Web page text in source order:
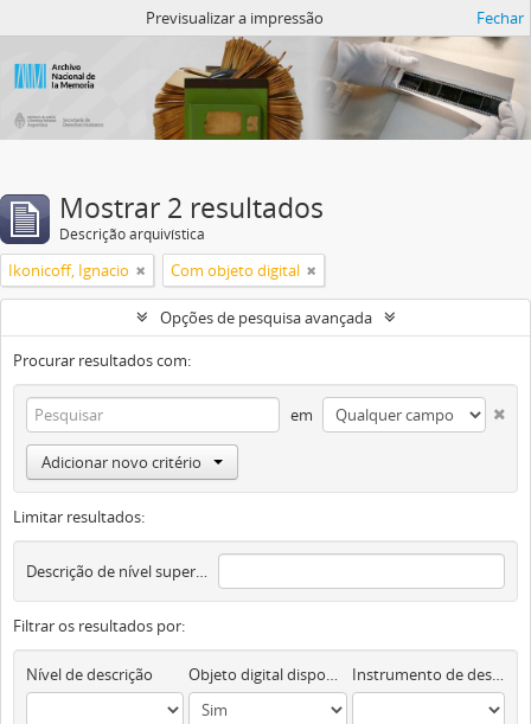
Previsualizar a impressão Fechar
Mostrar 2 resultados
Descrição arquivística
Ikonicoff, Ignacio Com objeto digital
Opções de pesquisa avançada
Procurar resultados com:
em
Adicionar novo critério
Limitar resultados:
Descrição de nível superior
Filtrar os resultados por:
Nível de descrição Objeto digital disponível Instrumento de descrição documental